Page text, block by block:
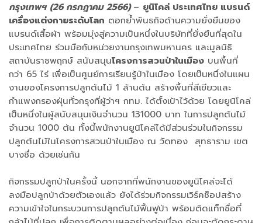
กรุงเทพฯ (26 กรกฎาคม 2566)– ยูนิโคล่ ประเทศไทย แบรนด์
เครื่องแต่งกายระดับโลก ตอกย้ำพันธกิจด้านความยั่งยืนของ
แบรนด์เสื้อผ้า พร้อมมุ่งสู่ความเป็นหนึ่งในบริษัทที่ยั่งยืนที่สุดใน
ประเทศไทย ร่วมมือกับหน่วยงานกรุงเทพมหานคร และมูลนิธิ
สถาบันราชพฤกษ์ สนับสนุนโครงการสวนป่าในเมือง บนพื้นที่
กว่า 65 ไร่ เพื่อเป็นศูนย์การเรียนรู้ป่าในเมือง โดยเป็นหนึ่งในแผน
งานของโครงการปลูกต้นไม้ 1 ล้านต้น สร้างพื้นที่สีเขียวและ
กำแพงกรองฝุ่นทั่วกรุงที่ผู้ว่าฯ กทม. ได้ตั้งเป้าไว้ด้วย โดยยูนิโคล่
เป็นหนึ่งในผู้สนับสนุนเงินจำนวน 131000 บาท ในการปลูกต้นไม้
จำนวน 1000 ต้น ทั้งนี้พนักงานยูนิโคล่ได้มีส่วนร่วมในกิจกรรม
ปลูกต้นไม้ในโครงการสวนป่าในเมือง ณ วัดทอง สุทธาราม เขต
บางซื่อ ด้วยเช่นกัน
กิจกรรมปลูกป่าในครั้งนี้ นอกจากที่พนักงานของยูนิโคล่จะได้
ลงมือปลูกป่าด้วยตัวเองแล้ว ยังได้ร่วมกิจกรรมเวิร์คช็อปสร้าง
ความเข้าใจในกระบวนการปลูกต้นไม้ฟื้นฟูป่า พร้อมติดแท็กชื่อที่